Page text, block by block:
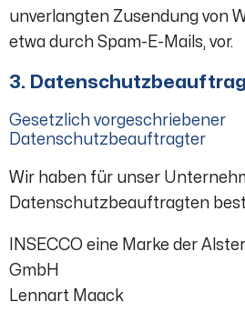
unverlangten Zusendung von
etwa durch Spam-E-Mails, vor.
3.
Gesetzlich vorgeschriebener
Datenschutzbeauftragter
Wir haben für unser
Datenschutzbeauftragten
INSECCO eine Marke der
GmbH
Lennart Maack